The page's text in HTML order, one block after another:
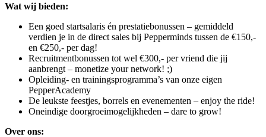
Wat wij bieden:
Een goed startsalaris én prestatiebonussen – gemiddeld
verdien je in de direct sales bij Pepperminds tussen de €150,-
en €250,- per dag!
Recruitmentbonussen tot wel €300,- per vriend die jij
aanbrengt – monetize your network! ;)
Opleiding- en trainingsprogramma’s van onze eigen
PepperAcademy
De leukste feestjes, borrels en evenementen – enjoy the ride!
Oneindige doorgroeimogelijkheden – dare to grow!
Over ons: